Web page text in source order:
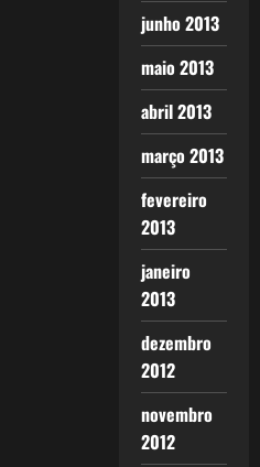
junho 2013
maio 2013
abril 2013
março 2013
fevereiro
2013
janeiro
2013
dezembro
2012
novembro
2012